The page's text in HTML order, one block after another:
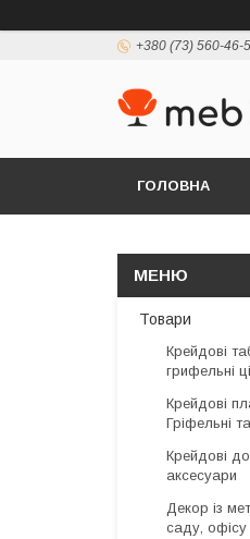
+380 (73) 560-46-
ГОЛОВНА
Товари
Крейдові
грифельні
Крейдові
Гріфельні
Крейдові
аксесуари
Декор із
саду,